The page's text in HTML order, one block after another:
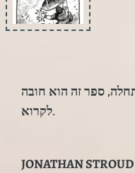
ספר זה הוא חובה
לקרוא.
JONATHAN STROUD